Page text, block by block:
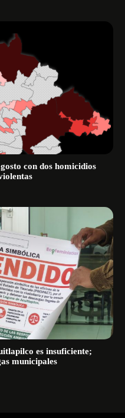
con dos homicidios
es insuficiente;
municipales